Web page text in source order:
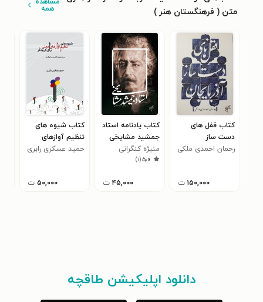
متن ( فرهنگستان هنر )
همه
کتاب قفل های
دست ساز
آذربایجان
رحمان احمدی ملکی
۱۵۰,۰۰۰ ت
کتاب یادنامه استاد
جمشید مشایخی
منیژه کنگرانی
۵٫۰(۱)
۴۵,۰۰۰ ت
کتاب شیوه های
تنظیم آوازهای
محلی برای گروه کر
حمید عسکری رابری
۵۰,۰۰۰ ت
دانلود اپلیکیشن طاقچه